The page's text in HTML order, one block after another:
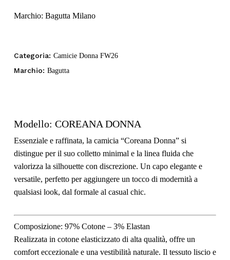
Marchio: Bagutta Milano
Categoria: Camicie Donna FW26
Marchio: Bagutta
Modello: COREANA DONNA
Essenziale e raffinata, la camicia “Coreana Donna” si
distingue per il suo colletto minimal e la linea fluida che
valorizza la silhouette con discrezione. Un capo elegante e
versatile, perfetto per aggiungere un tocco di modernità a
qualsiasi look, dal formale al casual chic.
Composizione: 97% Cotone – 3% Elastan
Realizzata in cotone elasticizzato di alta qualità, offre un
comfort eccezionale e una vestibilità naturale. Il tessuto liscio e